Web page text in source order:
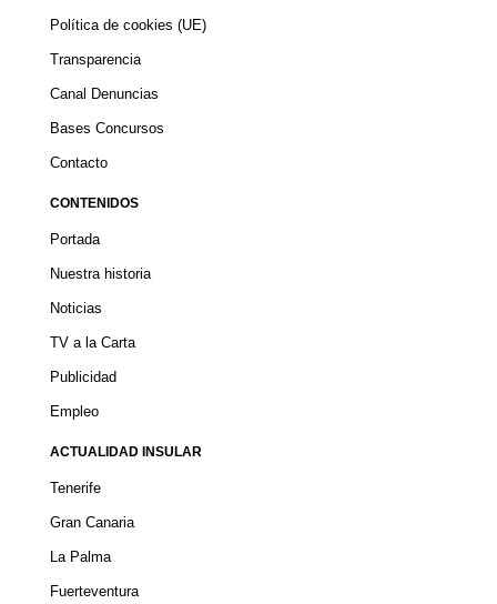
Política de cookies (UE)
Transparencia
Canal Denuncias
Bases Concursos
Contacto
CONTENIDOS
Portada
Nuestra historia
Noticias
TV a la Carta
Publicidad
Empleo
ACTUALIDAD INSULAR
Tenerife
Gran Canaria
La Palma
Fuerteventura